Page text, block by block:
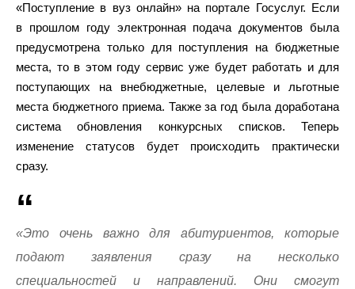
«Поступление в вуз онлайн» на портале Госуслуг. Если
в прошлом году электронная подача документов была
предусмотрена только для поступления на бюджетные
места, то в этом году сервис уже будет работать и для
поступающих на внебюджетные, целевые и льготные
места бюджетного приема. Также за год была доработана
система обновления конкурсных списков. Теперь
изменение статусов будет происходить практически
сразу.
«Это очень важно для абитуриентов, которые
подают заявления сразу на несколько
специальностей и направлений. Они смогут